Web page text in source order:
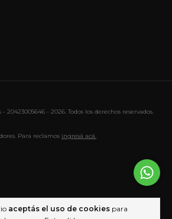
aceptás el uso de cookies para
- 2026. Todos los derechos reservados.
Para reclamos ingresá acá.